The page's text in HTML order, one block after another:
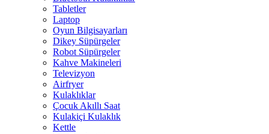
Tabletler
Laptop
Oyun Bilgisayarları
Dikey Süpürgeler
Robot Süpürgeler
Kahve Makineleri
Televizyon
Airfryer
Kulaklıklar
Çocuk Akıllı Saat
Kulakiçi Kulaklık
Kettle